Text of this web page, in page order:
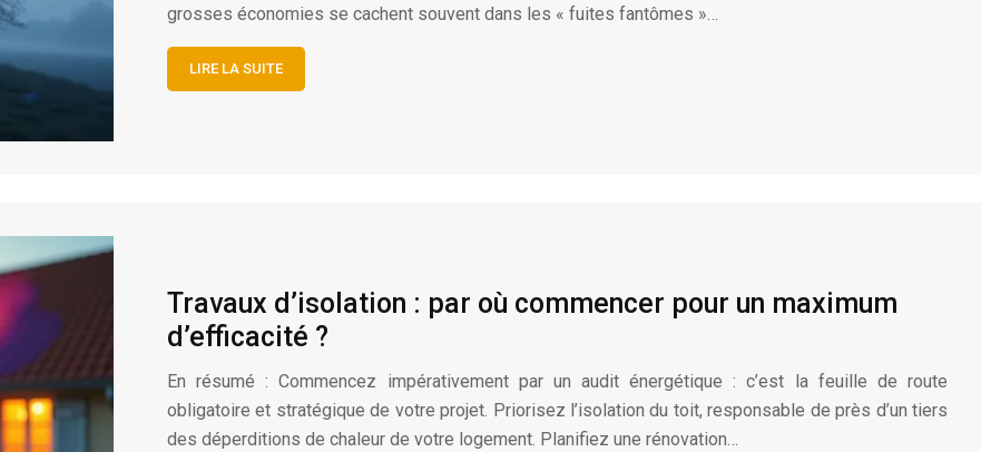
grosses économies se cachent souvent dans les « fuites fantômes »…
LIRE LA SUITE
Travaux d’isolation : par où commencer pour un maximum
d’efficacité ?
En résumé : Commencez impérativement par un audit énergétique : c’est la feuille de route
obligatoire et stratégique de votre projet. Priorisez l’isolation du toit, responsable de près d’un tiers
des déperditions de chaleur de votre logement. Planifiez une rénovation…